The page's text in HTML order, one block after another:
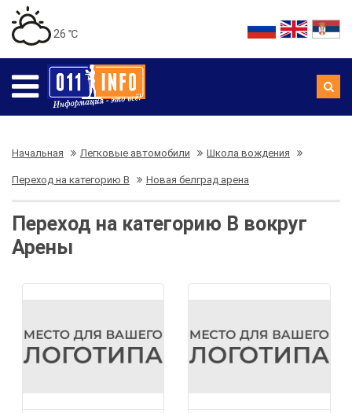
26 ℃
Начальная Легковые автомобили Школа вождения
Переход на категорию В Новая белград арена
Переход на категорию В вокруг
Арены